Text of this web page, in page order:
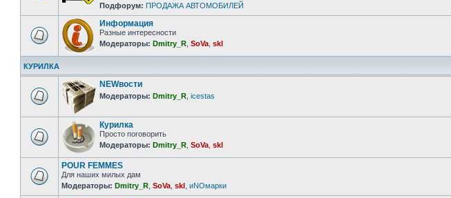
Подфорум: ПРОДАЖА АВТОМОБИЛЕЙ
Информация
Разные интересности
Модераторы: Dmitry_R SoVa skl
КУРИЛКА
NEWвости
Модераторы: Dmitry_R icestas
Курилка
Просто поговорить
Модераторы: Dmitry_R SoVa skl
POUR FEMMES
Для наших милых дам
Модераторы: Dmitry_R SoVa skl иNOмарки